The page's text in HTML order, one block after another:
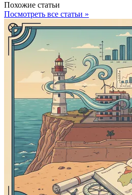
Похожие статьи
Посмотреть все статьи »